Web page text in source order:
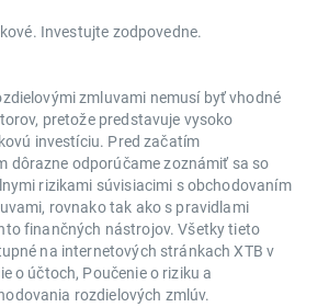
Investujte zodpovedne.
zmluvami nemusí byť vhodné
pretože predstavuje vysoko
investíciu. Pred začatím
dôrazne odporúčame zoznámiť sa so
rizikami súvisiacimi s obchodovaním
rovnako tak ako s pravidlami
finančných nástrojov. Všetky tieto
na internetových stránkach XTB v
o účtoch, Poučenie o riziku a
rozdielových zmlúv.